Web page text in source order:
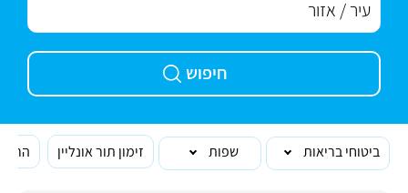
חיפוש
ביטוחי בריאות שפות זימון תור אונליין